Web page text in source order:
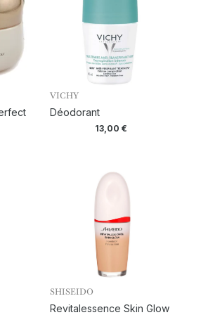
VICHY
Déodorant
13,00€
SHISEIDO
Revitalessence Skin Glow